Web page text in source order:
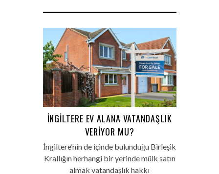
İNGILTERE EV ALANA VATANDAŞLIK
VERIYOR MU?
İngiltere’nin de içinde bulunduğu Birleşik
Krallığın herhangi bir yerinde mülk satın
almak vatandaşlık hakkı